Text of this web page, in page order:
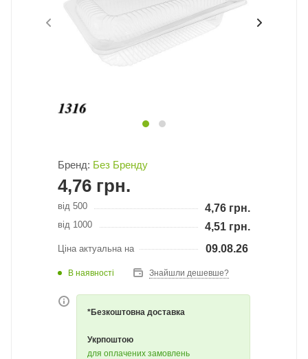
Бренд: Без Бренду
4,76 грн.
від 500 4,76 грн.
від 1000 4,51 грн.
Ціна актуальна на 09.08.26
В наявності Знайшли дешевше?
*Безкоштовна доставка
Укрпоштою
для оплачених замовлень